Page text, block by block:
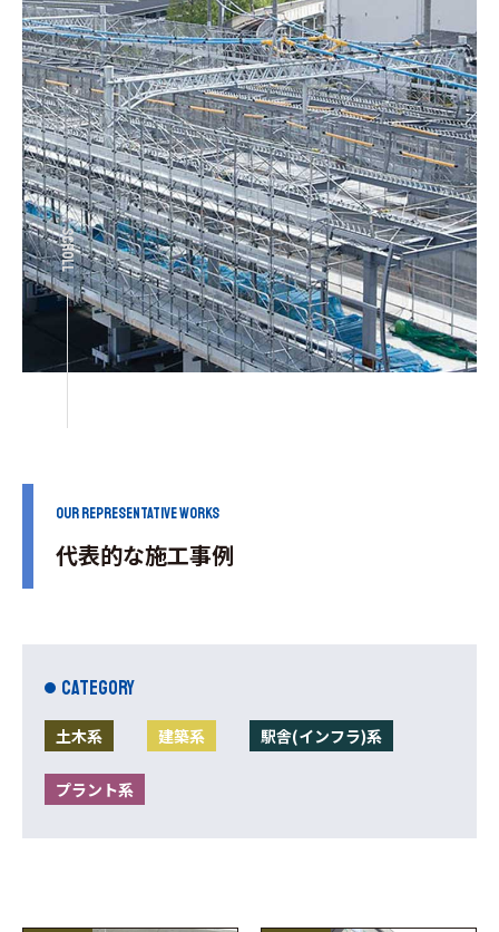
SCROLL
our representative works
代表的な施工事例
CATEGORY
土木系 建築系 駅舎(インフラ)系
プラント系